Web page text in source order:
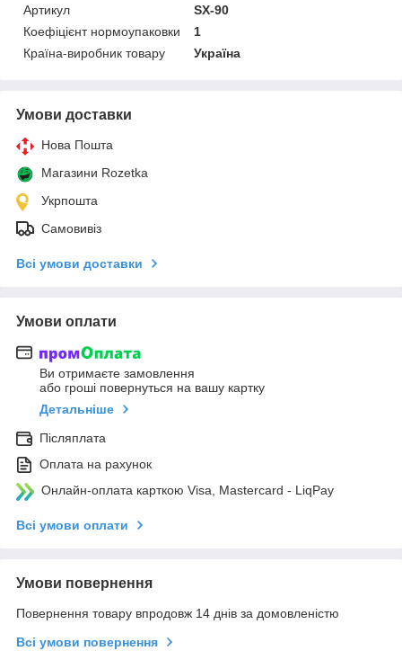
Артикул
SX-90
Коефіцієнт нормоупаковки
1
Країна-виробник товару
Україна
Умови доставки
Нова Пошта
Магазини Rozetka
Укрпошта
Самовивіз
Всі умови доставки
Умови оплати
Ви отримаєте замовлення
або гроші повернуться на вашу картку
Детальніше
Післяплата
Оплата на рахунок
Онлайн-оплата карткою Visa, Mastercard - LiqPay
Всі умови оплати
Умови повернення
Повернення товару впродовж 14 днів за домовленістю
Всі умови повернення